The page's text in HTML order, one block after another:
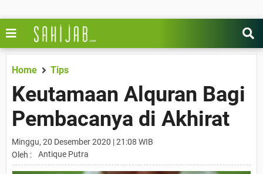
Home Tips
Keutamaan Alquran Bagi
Pembacanya di Akhirat
Minggu, 20 Desember 2020 | 21:08 WIB
Oleh :
Antique Putra